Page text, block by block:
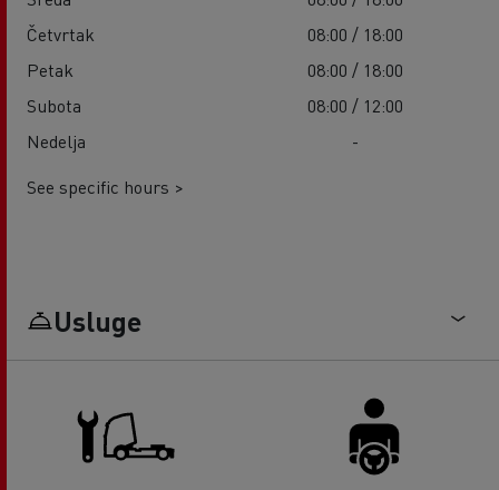
Četvrtak
08:00 / 18:00
Petak
08:00 / 18:00
Subota
08:00 / 12:00
Nedelja
-
See specific hours >
Usluge